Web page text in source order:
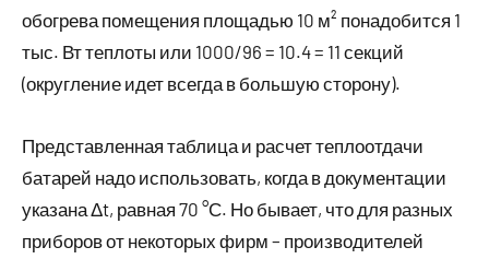
обогрева помещения площадью 10 м² понадобится 1
тыс. Вт теплоты или 1000/96 = 10.4 = 11 секций
(округление идет всегда в большую сторону).
Представленная таблица и расчет теплоотдачи
батарей надо использовать, когда в документации
указана Δt, равная 70 °С. Но бывает, что для разных
приборов от некоторых фирм – производителей